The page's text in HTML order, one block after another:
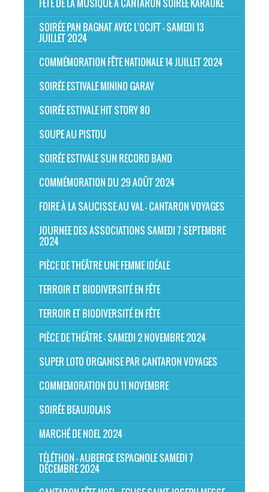
FÊTE DE LA MUSIQUE À CANTARON SOIRÉE KARAOKE
SOIRÉE PAN BAGNAT AVEC L'OCJFT - SAMEDI 13
JUILLET 2024
COMMÉMORATION FÊTE NATIONALE 14 JUILLET 2024
SOIRÉE ESTIVALE MININO GARAY
SOIRÉE ESTIVALE HIT STORY 80
SOUPE AU PISTOU
SOIRÉE ESTIVALE SUN RECORD BAND
COMMÉMORATION DU 29 AOÛT 2024
FOIRE À LA SAUCISSE AU VAL - CANTARON VOYAGES
JOURNEE DES ASSOCIATIONS SAMEDI 7 SEPTEMBRE
2024
PIÈCE DE THÉÂTRE UNE FEMME IDÉALE
TERROIR ET BIODIVERSITÉ EN FÊTE
TERROIR ET BIODIVERSITÉ EN FÊTE
PIÈCE DE THÉÂTRE - SAMEDI 2 NOVEMBRE 2024
SUPER LOTO ORGANISE PAR CANTARON VOYAGES
COMMEMORATION DU 11 NOVEMBRE
SOIRÉE BEAUJOLAIS
MARCHÉ DE NOEL 2024
TÉLÉTHON - AUBERGE ESPAGNOLE SAMEDI 7
DÉCEMBRE 2024